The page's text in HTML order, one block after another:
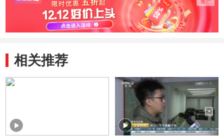
11年迎来“双响”
家科学技术奖
家最
相关推荐